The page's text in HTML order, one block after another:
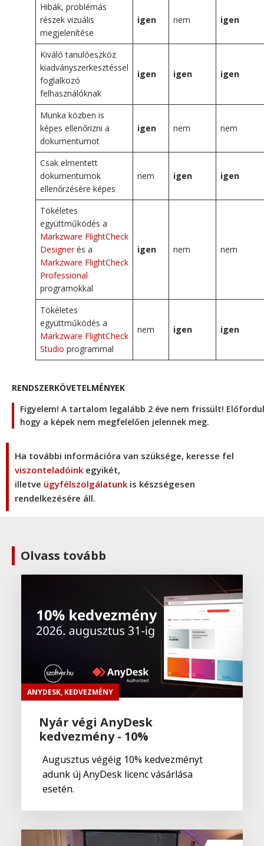
Hibák, problémás
részek vizuális
megjelenítése
igen nem igen
Kiváló tanulóeszköz
kiadványszerkesztéssel
foglalkozó
felhasználóknak
igen igen igen
Munka közben is
képes ellenőrizni a
dokumentumot
igen nem nem
Csak elmentett
dokumentumok
ellenőrzésére képes
nem igen igen
Tökéletes
együttműködés a
Markzware FlightCheck
Designerés a
Markzware FlightCheck
Professional
programokkal
igen nem nem
Tökéletes
együttműködés a
Markzware FlightCheck
Studio programmal
nem igen igen
RENDSZERKÖVETELMÉNYEK
Figyelem! A tartalom legalább 2 éve nem frissült!
hogy a képek nem megfelelően jelennek meg.
Ha további információra van szüksége, keresse fel
viszonteladóink egyikét,
illetve ügyfélszolgálatunk is készségesen
rendelkezésére áll.
Olvass tovább
ANYDESK, KEDVEZMÉNY
Nyár végi AnyDesk
kedvezmény - 10%
Augusztus végéig 10% kedvezményt
adunk új AnyDesk licenc vásárlása
esetén.